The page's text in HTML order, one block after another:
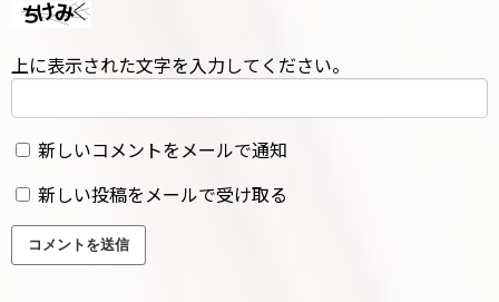
上に表示された文字を入力してください。
新しいコメントをメールで通知
新しい投稿をメールで受け取る